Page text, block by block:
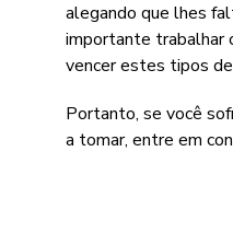
alegando que lhes
importante trabalhar
vencer estes tipos
Portanto, se você
a tomar, entre em